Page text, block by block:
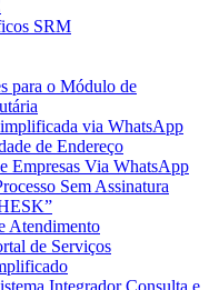
SRM
para o Módulo de
via WhatsApp
de Endereço
Empresas Via WhatsApp
Sem Assinatura
Atendimento
de Serviços
Integrador Consulta e